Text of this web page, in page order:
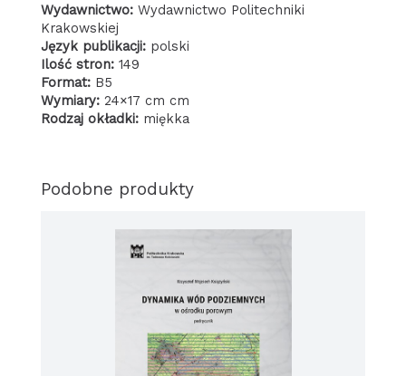
Wydawnictwo: Wydawnictwo Politechniki
Krakowskiej
Język publikacji: polski
Ilość stron: 149
Format: B5
Wymiary: 24×17 cm cm
Rodzaj okładki: miękka
Podobne produkty